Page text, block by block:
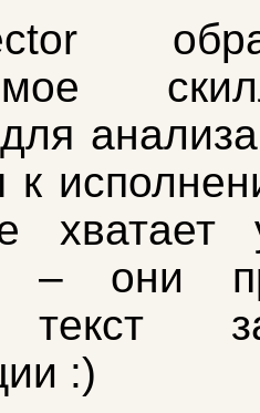
к
хватает
– они
текст
:)